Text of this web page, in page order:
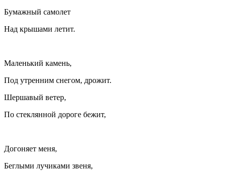
Бумажный самолет
Над крышами летит.
Маленький камень,
Под утренним снегом, дрожит.
Шершавый ветер,
По стеклянной дороге бежит,
Догоняет меня,
Беглыми лучиками звеня,